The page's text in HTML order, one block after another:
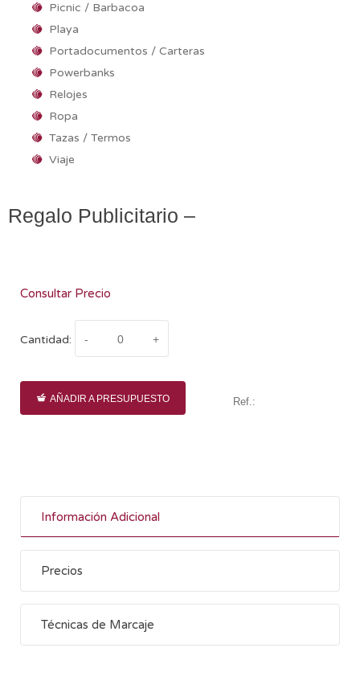
Picnic / Barbacoa
Playa
Portadocumentos / Carteras
Powerbanks
Relojes
Ropa
Tazas / Termos
Viaje
Regalo Publicitario –
Consultar Precio
Cantidad:
AÑADIR A PRESUPUESTO Ref.:
Información Adicional
Precios
Técnicas de Marcaje